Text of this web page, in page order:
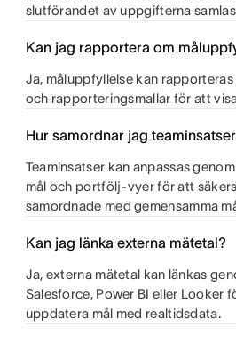
slutförandet av uppgifterna
Kan jag rapportera om
Ja, måluppfyllelse kan
och rapporteringsmallar för att
Hur samordnar jag
Teaminsatser kan anpassas
mål och portfölj-vyer för att
samordnade med gemensamma
Kan jag länka externa mätetal?
Ja, externa mätetal kan länkas
Salesforce, Power BI eller Looker
uppdatera mål med realtidsdata.